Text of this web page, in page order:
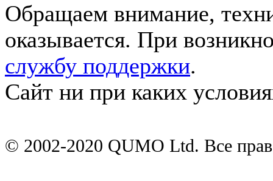
Обращаем внимание,
оказывается. При
службу поддержки.
Сайт ни при каких
© 2002-2020 QUMO Ltd. Все